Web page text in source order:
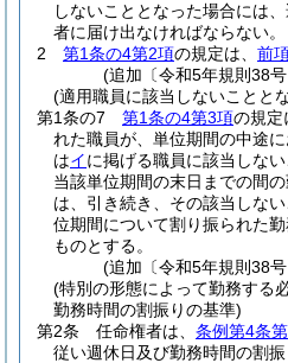
しないこととなった場合には
者に届け出なければならない。
2
第1条の4第2項の規定は、 前
(追加〔令和5年規則38
(適用職員に該当しないことと
第1条の7
第1条の4第3項の規定
れた職員が、単位期間の中途
はイに掲げる職員に該当しな
当該単位期間の末日までの間
は、引き続き、その該当しな
位期間について割り振られた
ものとする。
(追加〔令和5年規則38
(特別の形態によって勤務する
勤務時間の割振りの基準)
第2条
任命権者は、 条例第4条
従い週休日及び勤務時間の割